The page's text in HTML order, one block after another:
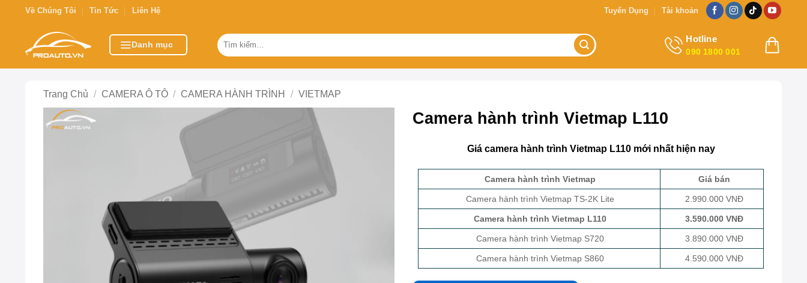
Về Chúng Tôi Tin Tức Liên Hệ Tuyển Dụng Tài khoản
Danh mục
Tìm
kiếm:
Hotline
090 1800 001
Trang Chủ / CAMERA Ô TÔ / CAMERA HÀNH TRÌNH / VIETMAP
Camera hành trình Vietmap L110
Giá camera hành trình Vietmap L110 mới nhất hiện nay
Camera hành trình Vietmap Giá bán
Camera hành trình Vietmap TS-2K Lite 2.990.000 VNĐ
Camera hành trình Vietmap L110 3.590.000 VNĐ
Camera hành trình Vietmap S720 3.890.000 VNĐ
Camera hành trình Vietmap S860 4.590.000 VNĐ